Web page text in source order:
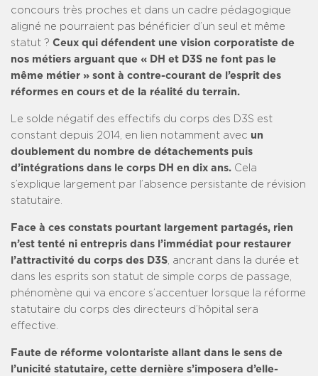
concours très proches et dans un cadre pédagogique
aligné ne pourraient pas bénéficier d’un seul et même
statut ? Ceux qui défendent une vision corporatiste de
nos métiers arguant que « DH et D3S ne font pas le
même métier » sont à contre-courant de l’esprit des
réformes en cours et de la réalité du terrain.
Le solde négatif des effectifs du corps des D3S est
constant depuis 2014, en lien notamment avec un
doublement du nombre de détachements puis
d’intégrations dans le corps DH en dix ans. Cela
s’explique largement par l’absence persistante de révision
statutaire.
Face à ces constats pourtant largement partagés, rien
n’est tenté ni entrepris dans l’immédiat pour restaurer
l’attractivité du corps des D3S , ancrant dans la durée et
dans les esprits son statut de simple corps de passage,
phénomène qui va encore s’accentuer lorsque la réforme
statutaire du corps des directeurs d’hôpital sera
effective.
Faute de réforme volontariste allant dans le sens de
l’unicité statutaire, cette dernière s’imposera d’elle-